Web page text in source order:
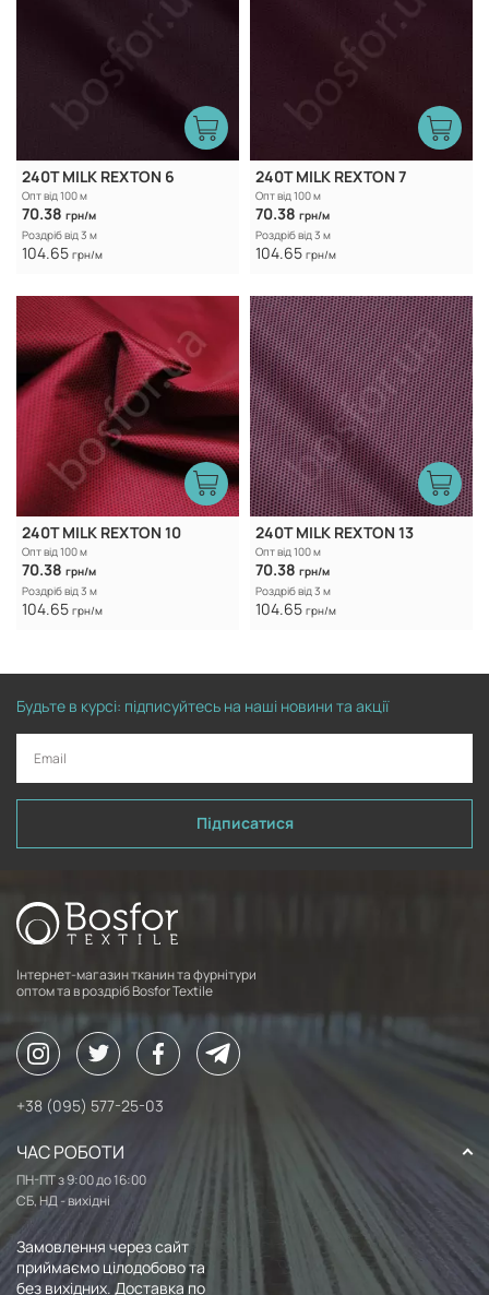
240T MILK REXTON 6
Опт від 100 м
70.38 грн/м
Роздріб від 3 м
104.65 грн/м
240T MILK REXTON 7
Опт від 100 м
70.38 грн/м
Роздріб від 3 м
104.65 грн/м
240T MILK REXTON 10
Опт від 100 м
70.38 грн/м
Роздріб від 3 м
104.65 грн/м
240T MILK REXTON 13
Опт від 100 м
70.38 грн/м
Роздріб від 3 м
104.65 грн/м
Будьте в курсі: підписуйтесь на наші новини та акції
Підписатися
Інтернет-магазин тканин та фурнітури
оптом та в роздріб Bosfor Textile
+38 (095) 577-25-03
ЧАС РОБОТИ
ПН-ПТ з 9:00 до 16:00
СБ, НД - вихідні
Замовлення через сайт
приймаємо цілодобово та
без вихідних. Доставка по